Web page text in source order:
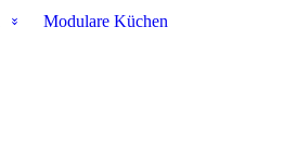
Modulare Küchen